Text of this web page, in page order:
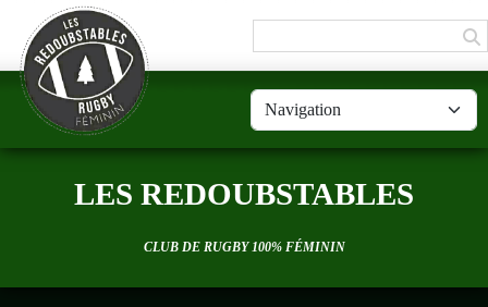
LES REDOUBSTABLES
CLUB DE RUGBY 100% FÉMININ
Panneau de gestion des cookies